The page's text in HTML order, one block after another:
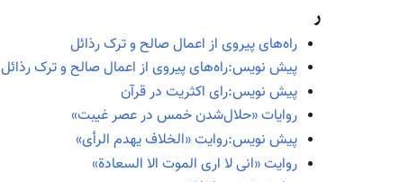
ر
راه‌های پیروی از اعمال صالح و ترک رذائل
پیش نویس:راه‌های پیروی از اعمال صالح و ترک رذائل
پیش نویس:رای اکثریت در قرآن
روایات «حلال‌شدن خمس در عصر غیبت»
پیش نویس:روایت «الخلاف یهدم الرأی»
روایت «انی لا اری الموت الا السعادة»